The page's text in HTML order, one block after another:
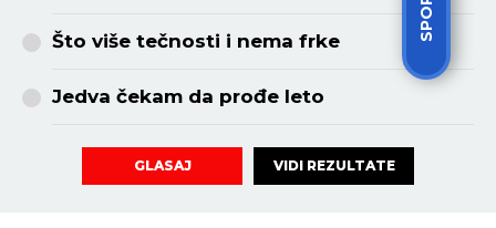
Što više tečnosti i nema frke
Jedva čekam da prođe leto
GLASAJ VIDI REZULTATE